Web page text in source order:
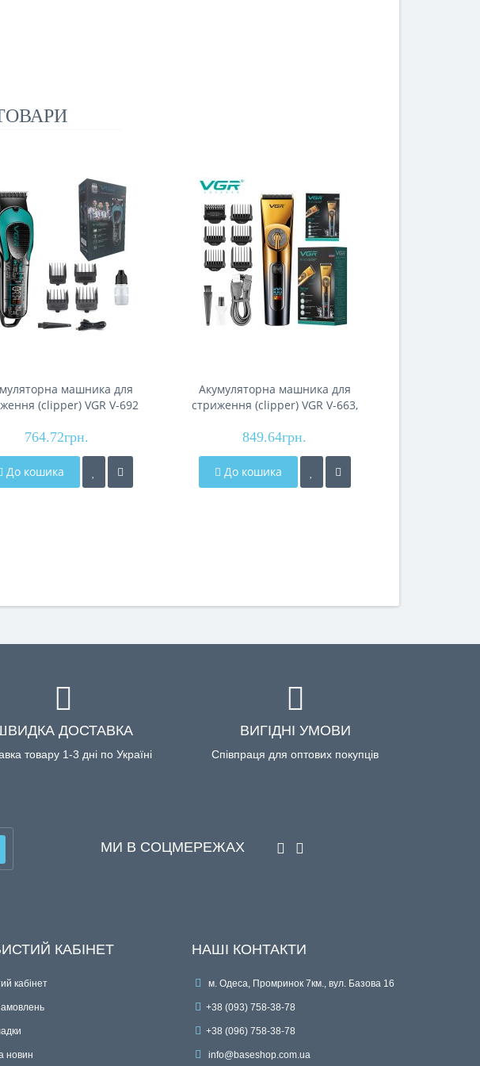
машника для
(clipper) VGR V-692
764.72грн.
До кошика
Акумуляторна машника для
стриження (clipper) VGR V-663,
849.64грн.
До кошика
ДОСТАВКА
товару 1-3 дні по Україні
ВИГІДНІ УМОВИ
Співпраця для оптових покупців
МИ В СОЦМЕРЕЖАХ
КАБІНЕТ
кабінет
новин
НАШІ КОНТАКТИ
м. Одеса, Промринок 7км., вул. Базова 16
+38 (093) 758-38-78
+38 (096) 758-38-78
info@baseshop.com.ua